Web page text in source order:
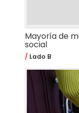
Mayoría de
social
Lado B